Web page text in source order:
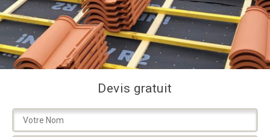
Devis gratuit